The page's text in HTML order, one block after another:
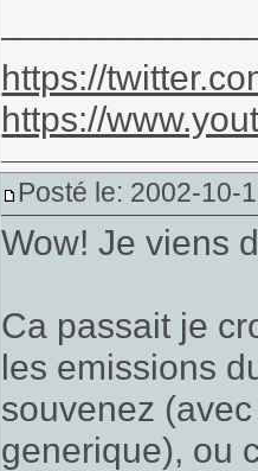
https://
https://
Posté le: 2002-10-
Wow! Je viens
Ca passait je
les emissions
souvenez
generique), ou